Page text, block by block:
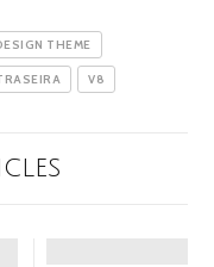
THEME
V8